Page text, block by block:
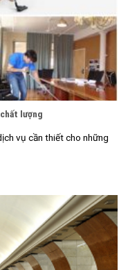
lượng
vụ cần thiết cho những